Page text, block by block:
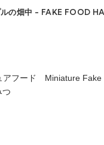
の畑中 - FAKE FOOD
アフード Miniature Fake
つ